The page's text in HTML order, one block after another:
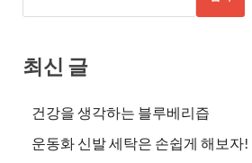
최신 글
건강을 생각하는 블루베리즙
운동화 신발 세탁은 손쉽게 해보자!